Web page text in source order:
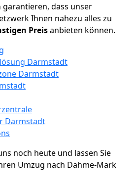
dass unser
Ihnen nahezu alles zu
Preisanbieten können.
Darmstadt
Darmstadt
Darmstadt
noch heute und lassen Sie
Umzug nach Dahme-Mark